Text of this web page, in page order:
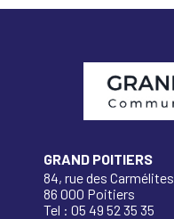
GRAND POITIERS
84, rue des Carmélites
86 000 Poitiers
Tel : 05 49 52 35 35